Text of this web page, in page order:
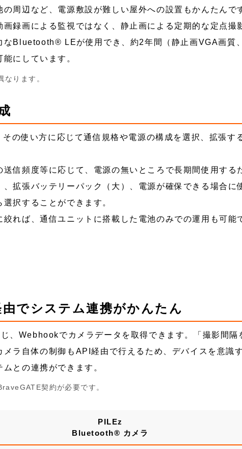
周辺など、電源敷設が難しい屋外への設置もかんたんで
録画による監視ではなく、静止画による定期的な定点撮
なBluetooth® LEが使用でき、約2年間（静止画VGA画質
にしています。
なります。
の使い方に応じて通信規格や電源の構成を選択、拡張す
送信頻度等に応じて、電源の無いところで長期間使用する
拡張バッテリーパック（大）、電源が確保できる場合に
択することができます。
れば、通信ユニットに搭載した電池のみでの運用も可能
でシステム連携がかんたん
、Webhookでカメラデータを取得できます。「撮影間隔
メラ自体の制御もAPI経由で行えるため、デバイスを意識
との連携ができます。
契約が必要です。
PILEz
Bluetooth® カメラ